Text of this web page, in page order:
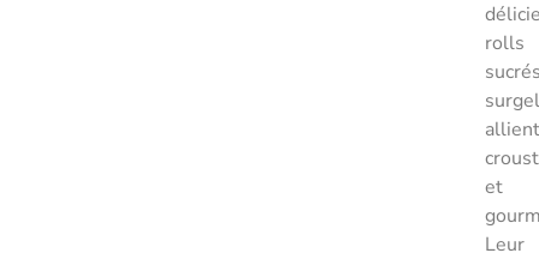
rolls
allient
et
Leur